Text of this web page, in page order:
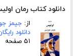
دانلود کتاب رمان
از: جیمز
دانلود
۵۱ صفحه